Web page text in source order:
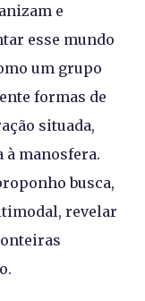
e
esse mundo
um grupo
formas de
situada,
à manosfera.
busca,
revelar